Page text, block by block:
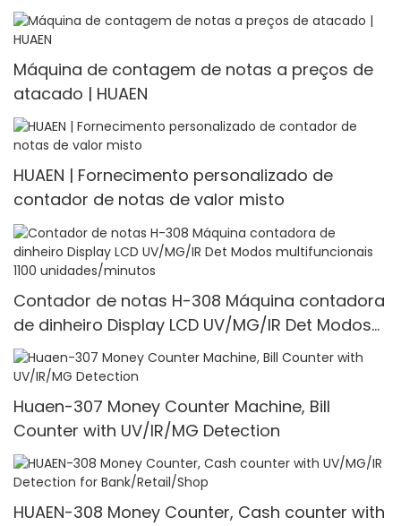
Máquina de contagem de notas a preços de
atacado | HUAEN
HUAEN | Fornecimento personalizado de
contador de notas de valor misto
Contador de notas H-308 Máquina contadora
de dinheiro Display LCD UV/MG/IR Det Modos
multifuncionais 1100 unidades/minutos
Huaen-307 Money Counter Machine, Bill
Counter with UV/IR/MG Detection
HUAEN-308 Money Counter, Cash counter with